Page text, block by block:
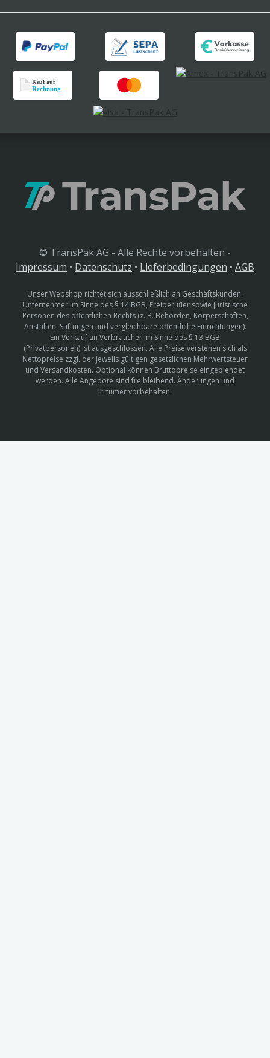
© TransPak AG - Alle Rechte vorbehalten -
Impressum • Datenschutz • Lieferbedingungen • AGB
Unser Webshop richtet sich ausschließlich an Geschäftskunden:
Unternehmer im Sinne des § 14 BGB, Freiberufler sowie juristische
Personen des öffentlichen Rechts (z. B. Behörden, Körperschaften,
Anstalten, Stiftungen und vergleichbare öffentliche Einrichtungen).
Ein Verkauf an Verbraucher im Sinne des § 13 BGB
(Privatpersonen) ist ausgeschlossen. Alle Preise verstehen sich als
Nettopreise zzgl. der jeweils gültigen gesetzlichen Mehrwertsteuer
und Versandkosten. Optional können Bruttopreise eingeblendet
werden. Alle Angebote sind freibleibend. Änderungen und
Irrtümer vorbehalten.